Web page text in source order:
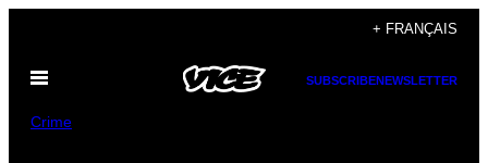
content
+ FRANÇAIS
Open
SUBSCRIBENEWSLETTER
Crime